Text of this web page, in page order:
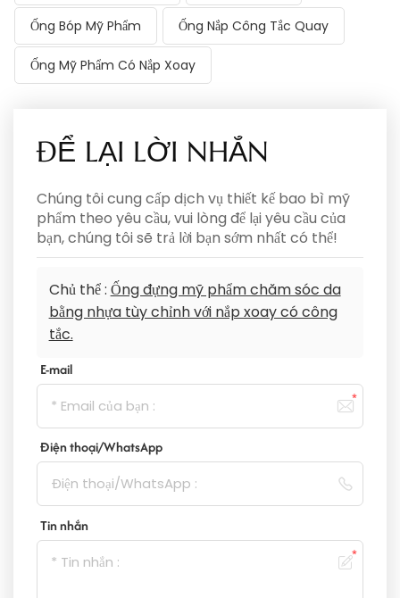
Ống Bóp Mỹ Phẩm Ống Nắp Công Tắc Quay
Ống Mỹ Phẩm Có Nắp Xoay
ĐỂ LẠI LỜI NHẮN
Chúng tôi cung cấp dịch vụ thiết kế bao bì mỹ
phẩm theo yêu cầu, vui lòng để lại yêu cầu của
bạn, chúng tôi sẽ trả lời bạn sớm nhất có thể!
Chủ thể : Ống đựng mỹ phẩm chăm sóc da
bằng nhựa tùy chỉnh với nắp xoay có công
tắc.
E-mail
Điện thoại/WhatsApp
Tin nhắn